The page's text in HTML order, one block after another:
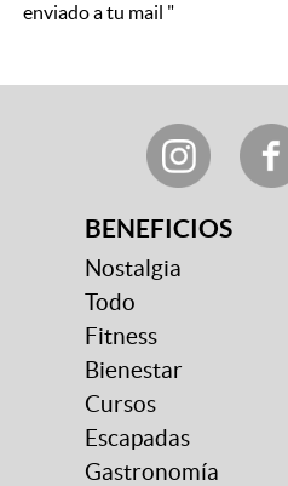
enviado a tu mail "
BENEFICIOS
Nostalgia
Todo
Fitness
Bienestar
Cursos
Escapadas
Gastronomía